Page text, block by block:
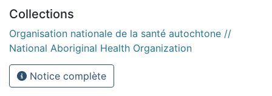
Collections
Organisation nationale de la santé autochtone //
National Aboriginal Health Organization
Notice complète